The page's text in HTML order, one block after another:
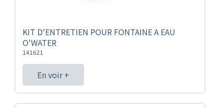
KIT D'ENTRETIEN POUR FONTAINE A EAU
O'WATER
141621
En voir +